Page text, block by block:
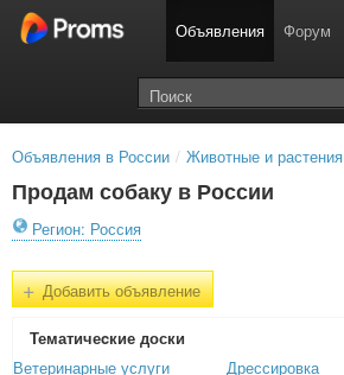
Объявления Форум
Объявления в России / Животные и растения
Продам собаку в России
Регион: Россия
+Добавить объявление
Тематичеcкие доски
Ветеринарные услуги
Дрессировка